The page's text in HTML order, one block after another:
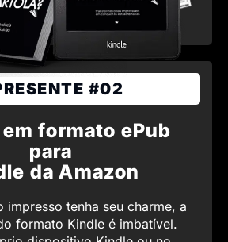
#02
formato ePub
para
da Amazon
impresso tenha seu charme, a
formato Kindle é imbatível.